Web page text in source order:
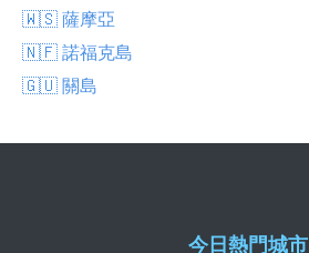
🇼🇸 薩摩亞
🇳🇫 諾福克島
🇬🇺 關島
今日熱門城市